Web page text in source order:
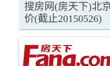
搜房网(房天下)北
价(截止20150526)